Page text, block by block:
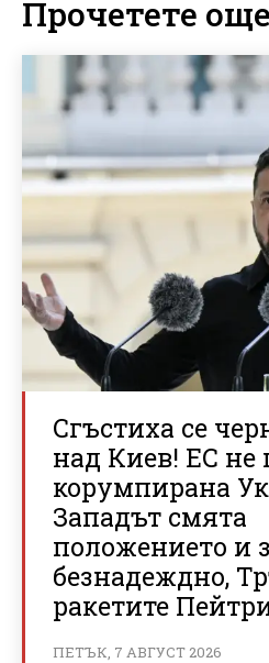
Прочетете още
Сгъстиха се
над Киев! ЕС не
корумпирана
Западът смята
положението и
безнадеждно,
ракетите
ПЕТЪК, 7 АВГУСТ 2026